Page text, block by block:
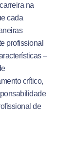
na
cada
profissional
–
crítico,
de